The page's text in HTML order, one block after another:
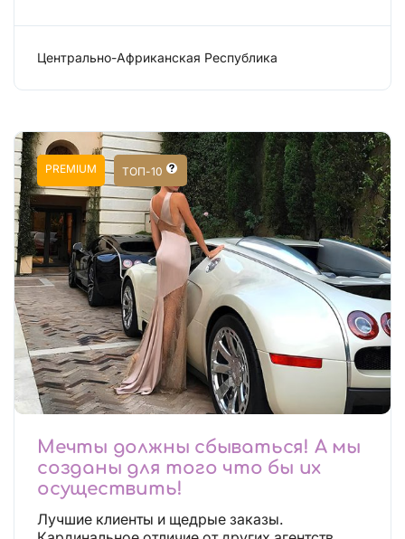
Центрально-Африканская Республика
PREMIUM ТОП-10
Мечты должны сбываться! А мы
созданы для того что бы их
осуществить!
Лучшие клиенты и щедрые заказы.